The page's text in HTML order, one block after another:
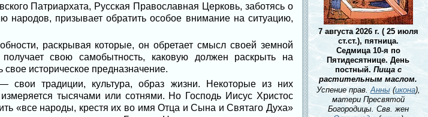
Патриархата, Русская Православная Церковь, заботясь о
народов, призывает обратить особое внимание на ситуацию,
раскрывая которые, он обретает смысл своей земной
свою самобытность, каковую должен раскрыть на
историческое предназначение.
традиции, культура, образ жизни. Некоторые из них
тысячами или сотнями. Но Господь Иисус Христос
«все народы, крестя их во имя Отца и Сына и Святаго Духа»
7 августа 2026 г. ( 25 июля
ст.ст.), пятница.
Седмица 10-я по
Пятидесятнице. День
постный. Пища с
растительным маслом.
Успение прав.Анны(икона),
матери Пресвятой
Богородицы. Свв. жен